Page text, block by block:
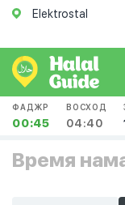
Elektrostal
ФАДЖР
00:45
ВОСХОД
04:40
Время